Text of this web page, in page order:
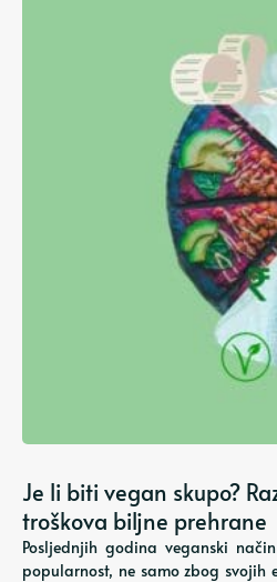
Je li biti vegan skupo?
troškova biljne prehrane
Posljednjih godina veganski
popularnost, ne samo zbog svojih